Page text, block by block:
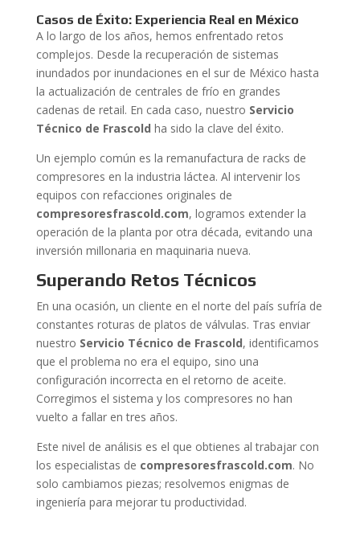
Casos de Éxito: Experiencia Real en México
A lo largo de los años, hemos enfrentado retos
complejos. Desde la recuperación de sistemas
inundados por inundaciones en el sur de México hasta
la actualización de centrales de frío en grandes
cadenas de retail. En cada caso, nuestro Servicio
Técnico de Frascold ha sido la clave del éxito.
Un ejemplo común es la remanufactura de racks de
compresores en la industria láctea. Al intervenir los
equipos con refacciones originales de
compresoresfrascold.com, logramos extender la
operación de la planta por otra década, evitando una
inversión millonaria en maquinaria nueva.
Superando Retos Técnicos
En una ocasión, un cliente en el norte del país sufría de
constantes roturas de platos de válvulas. Tras enviar
nuestro Servicio Técnico de Frascold, identificamos
que el problema no era el equipo, sino una
configuración incorrecta en el retorno de aceite.
Corregimos el sistema y los compresores no han
vuelto a fallar en tres años.
Este nivel de análisis es el que obtienes al trabajar con
los especialistas de compresoresfrascold.com. No
solo cambiamos piezas; resolvemos enigmas de
ingeniería para mejorar tu productividad.